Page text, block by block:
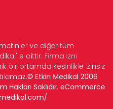
ve diğer tüm
e aittir. Firma izni
bir ortamda kesinlikle izinsiz
© Etkin Medikal 2006
Hakları Saklıdır. eCommerce